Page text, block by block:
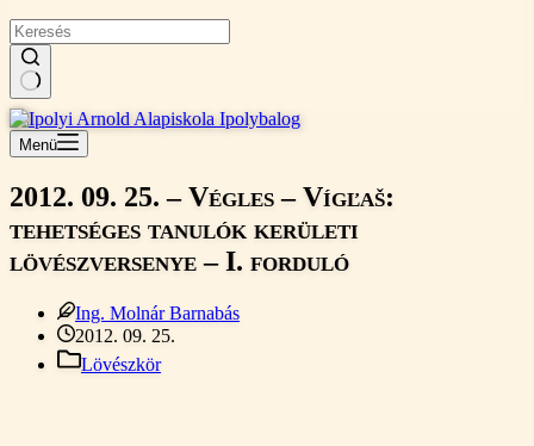
Nincs
találat
Menü
2012. 09. 25. – Végles – Vígľaš:
tehetséges tanulók kerületi
lövészversenye – I. forduló
Ing. Molnár Barnabás
2012. 09. 25.
Lövészkör